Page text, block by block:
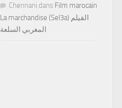
Chennani dans Film marocain
La marchandise (Sel3a) الفيلم
المغربي السلعة